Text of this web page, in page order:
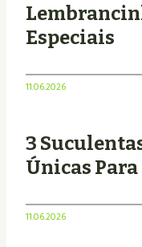
Especiais
11.06.2026
3
Únicas
11.06.2026